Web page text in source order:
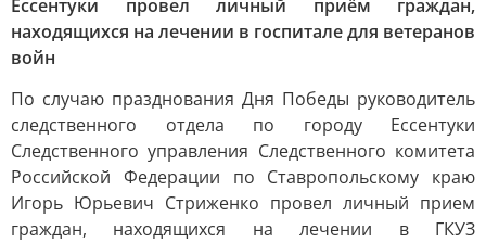
Ессентуки провел личный приём граждан,
находящихся на лечении в госпитале для ветеранов
войн
По случаю празднования Дня Победы руководитель
следственного отдела по городу Ессентуки
Следственного управления Следственного комитета
Российской Федерации по Ставропольскому краю
Игорь Юрьевич Стриженко провел личный прием
граждан, находящихся на лечении в ГКУЗ